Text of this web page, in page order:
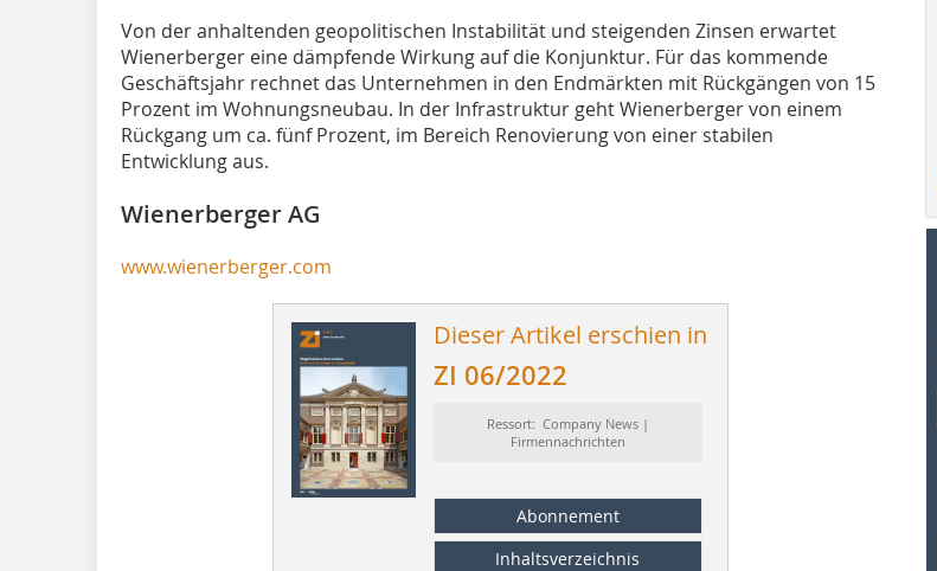
Von der anhaltenden geopolitischen Instabilität und steigenden Zinsen erwartet
Wienerberger eine dämpfende Wirkung auf die Konjunktur. Für das kommende
Geschäftsjahr rechnet das Unternehmen in den Endmärkten mit Rückgängen von 15
Prozent im Wohnungsneubau. In der Infrastruktur geht Wienerberger von einem
Rückgang um ca. fünf Prozent, im Bereich Renovierung von einer stabilen
Entwicklung aus.
Wienerberger AG
www.wienerberger.com
Dieser Artikel erschien in
ZI 06/2022
Ressort: Company News |
Firmennachrichten
Abonnement
Inhaltsverzeichnis